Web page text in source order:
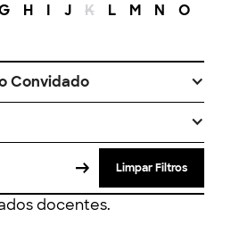
H I J K L M N O
Convidado
Limpar Filtros
docentes.